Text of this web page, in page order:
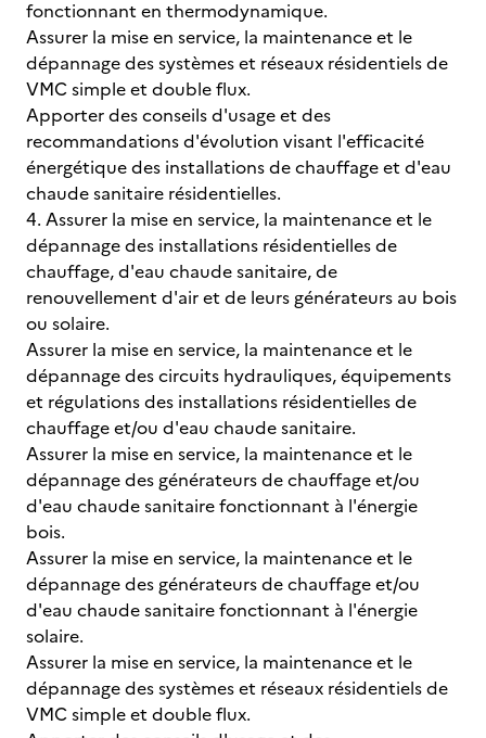
fonctionnant en thermodynamique.
Assurer la mise en service, la maintenance et le
dépannage des systèmes et réseaux résidentiels de
VMC simple et double flux.
Apporter des conseils d'usage et des
recommandations d'évolution visant l'efficacité
énergétique des installations de chauffage et d'eau
chaude sanitaire résidentielles.
4. Assurer la mise en service, la maintenance et le
dépannage des installations résidentielles de
chauffage, d'eau chaude sanitaire, de
renouvellement d'air et de leurs générateurs au bois
ou solaire.
Assurer la mise en service, la maintenance et le
dépannage des circuits hydrauliques, équipements
et régulations des installations résidentielles de
chauffage et/ou d'eau chaude sanitaire.
Assurer la mise en service, la maintenance et le
dépannage des générateurs de chauffage et/ou
d'eau chaude sanitaire fonctionnant à l'énergie
bois.
Assurer la mise en service, la maintenance et le
dépannage des générateurs de chauffage et/ou
d'eau chaude sanitaire fonctionnant à l'énergie
solaire.
Assurer la mise en service, la maintenance et le
dépannage des systèmes et réseaux résidentiels de
VMC simple et double flux.